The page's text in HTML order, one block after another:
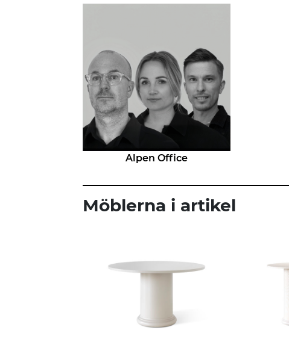
Alpen Office
Möblerna i artikel